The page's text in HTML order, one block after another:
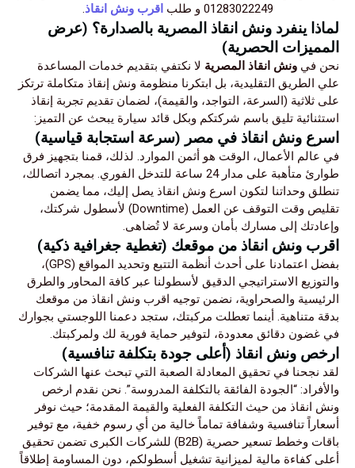
01283022249 و طلب
اقرب ونش انقاذ.
لماذا ينفرد ونش انقاذ المصرية بالصدارة؟ (عرض
المميزات الحصرية)
نحن في ونش انقاذ المصرية لا نكتفي بتقديم خدمات المساعدة
علي الطريق التقليدية، بل ابتكرنا منظومة ونش إنقاذ متكاملة ترتكز
على ثلاثية (السرعة، التواجد، والقيمة)، لضمان تقديم تجربة إنقاذ
استثنائية تليق باسم شركتكم وبكل قائد سيارة يبحث عن التميز:
اسرع ونش انقاذ في مصر (سرعة استجابة قياسية)
في عالم الأعمال، الوقت هو أثمن الموارد. لذلك، قمنا بتجهيز فرق
طوارئ متأهبة على مدار 24 ساعة للتدخل الفوري. بمجرد اتصالك،
تنطلق وحداتنا لتكون اسرع ونش انقاذ يصل إليك، مما يضمن
تقليص وقت التوقف عن العمل (Downtime) لأسطول شركتك،
وإعادتك إلى مسارك بأمان وسرعة لا تُضاهى.
اقرب ونش انقاذ من موقعك (تغطية جغرافية ذكية)
بفضل اعتمادنا على أحدث أنظمة التتبع وتحديد المواقع (GPS)،
والتوزيع الاستراتيجي الدقيق لأسطولنا عبر كافة المحاور والطرق
الرئيسية والصحراوية، نضمن توجيه اقرب ونش انقاذ من موقعك
بدقة متناهية. أينما تعطلت مركبتك، ستجد دعمنا اللوجستي بجوارك
في غضون دقائق معدودة، لتوفير حماية فورية لك ولمركبتك.
ارخص ونش انقاذ (أعلى جودة بتكلفة تنافسية)
لقد نجحنا في تحقيق المعادلة الصعبة التي تبحث عنها الشركات
والأفراد: “الجودة الفائقة بالتكلفة المدروسة”. نحن نقدم ارخص
ونش انقاذ من حيث التكلفة الفعلية والقيمة المقدمة؛ حيث نوفر
أسعاراً تنافسية وشفافة تماماً خالية من أي رسوم خفية، مع توفير
باقات وخطط تسعير حصرية (B2B) للشركات الكبرى تضمن تحقيق
أعلى كفاءة مالية لميزانية تشغيل أسطولكم، دون المساومة إطلاقاً